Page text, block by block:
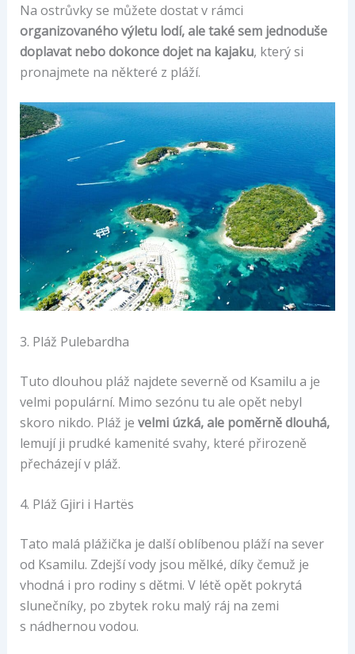
Na ostrůvky se můžete dostat v rámci
organizovaného výletu lodí, ale také sem jednoduše
doplavat nebo dokonce dojet na kajaku, který si
pronajmete na některé z pláží.
3. Pláž Pulebardha
Tuto dlouhou pláž najdete severně od Ksamilu a je
velmi populární. Mimo sezónu tu ale opět nebyl
skoro nikdo. Pláž je velmi úzká, ale poměrně dlouhá,
lemují ji prudké kamenité svahy, které přirozeně
přecházejí v pláž.
4. Pláž Gjiri i Hartës
Tato malá plážička je další oblíbenou pláží na sever
od Ksamilu. Zdejší vody jsou mělké, díky čemuž je
vhodná i pro rodiny s dětmi. V létě opět pokrytá
slunečníky, po zbytek roku malý ráj na zemi
s nádhernou vodou.